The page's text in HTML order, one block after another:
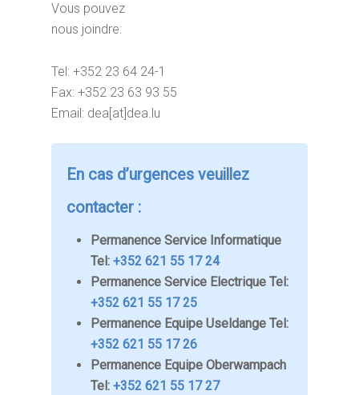
Vous pouvez
nous joindre:
Tel: +352 23 64 24-1
Fax: +352 23 63 93 55
Email: dea[at]dea.lu
En cas d’urgences veuillez
contacter :
Permanence Service Informatique
Tel:+352 621 55 17 24
Permanence Service Electrique Tel:
+352 621 55 17 25
Permanence Equipe Useldange Tel:
+352 621 55 17 26
Permanence Equipe Oberwampach
Tel:+352 621 55 17 27